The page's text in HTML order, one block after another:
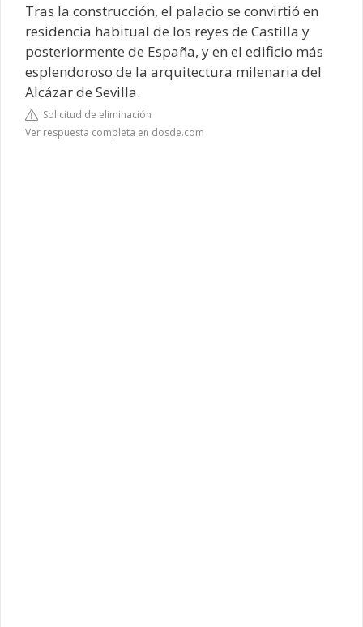
Tras la construcción, el palacio se convirtió en
residencia habitual de los reyes de Castilla y
posteriormente de España, y en el edificio más
esplendoroso de la arquitectura milenaria del
Alcázar de Sevilla.
Solicitud de eliminación
Ver respuesta completa en dosde.com